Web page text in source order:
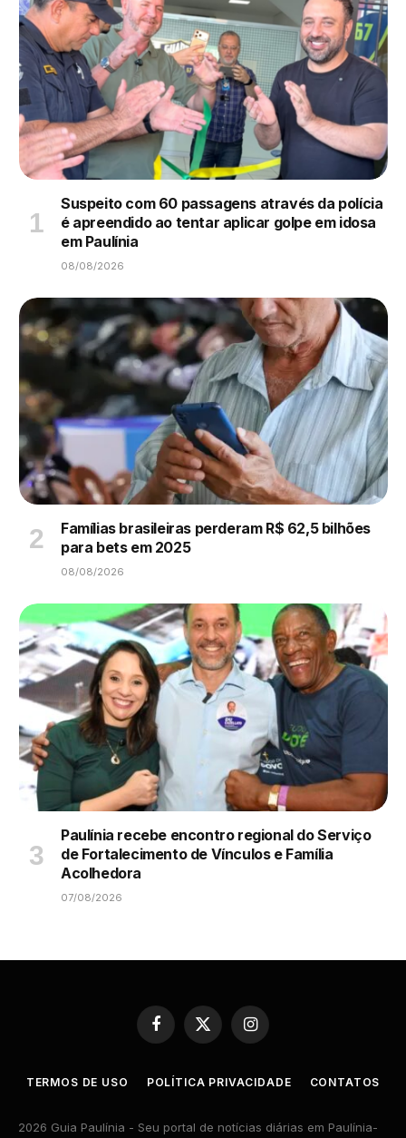
Suspeito com 60 passagens através da polícia
é apreendido ao tentar aplicar golpe em idosa
em Paulínia
08/08/2026
Famílias brasileiras perderam R$ 62,5 bilhões
para bets em 2025
08/08/2026
Paulínia recebe encontro regional do Serviço
de Fortalecimento de Vínculos e Família
Acolhedora
07/08/2026
Facebook
X
Instagram
TERMOS DE USO POLÍTICA PRIVACIDADE CONTATOS
2026 Guia Paulínia - Seu portal de notícias diárias em Paulínia-